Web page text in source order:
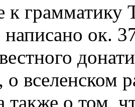
к
ок.
о вселенском
также о том,